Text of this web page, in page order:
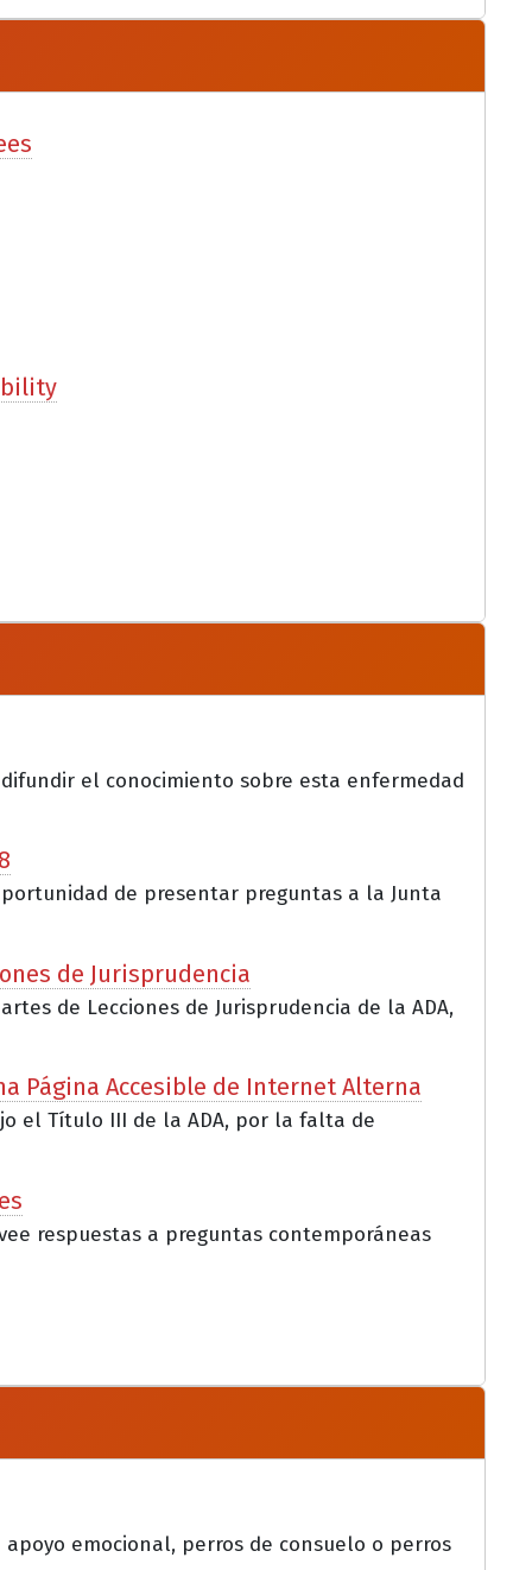
el conocimiento sobre esta enfermedad
de presentar preguntas a la Junta
de Jurisprudencia
de Lecciones de Jurisprudencia de la ADA,
Página Accesible de Internet Alterna
el Título III de la ADA, por la falta de
respuestas a preguntas contemporáneas
emocional, perros de consuelo o perros